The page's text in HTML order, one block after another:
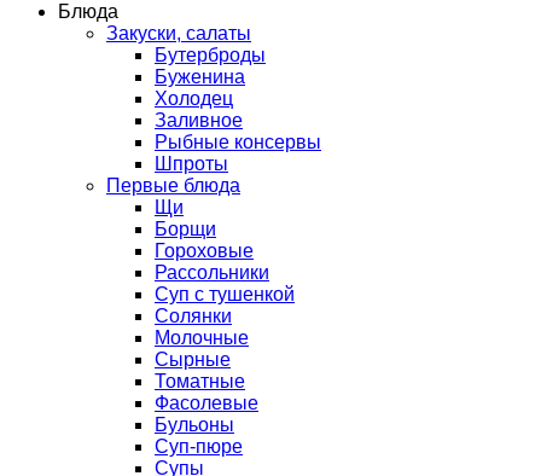
Блюда
Закуски, салаты
Бутерброды
Буженина
Холодец
Заливное
Рыбные консервы
Шпроты
Первые блюда
Щи
Борщи
Гороховые
Рассольники
Суп с тушенкой
Солянки
Молочные
Сырные
Томатные
Фасолевые
Бульоны
Суп-пюре
Супы